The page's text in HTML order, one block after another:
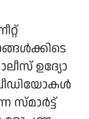
ഉദ്യോ​
സ്മാർട്ട്